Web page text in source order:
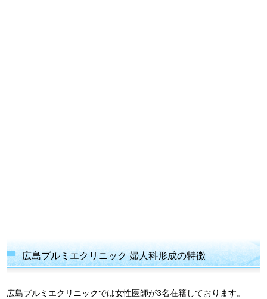
広島プルミエクリニック 婦人科形成の特徴
広島プルミエクリニックでは女性医師が3名在籍しております。